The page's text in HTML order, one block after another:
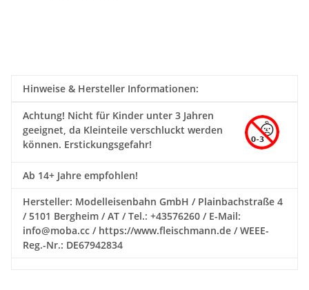
Hinweise & Hersteller Informationen:
Achtung! Nicht für Kinder unter 3 Jahren
geeignet, da Kleinteile verschluckt werden
können. Erstickungsgefahr!
Ab 14+ Jahre empfohlen!
Hersteller: Modelleisenbahn GmbH / Plainbachstraße 4
/ 5101 Bergheim / AT / Tel.: +43576260 / E-Mail:
info@moba.cc / https://www.fleischmann.de / WEEE-
Reg.-Nr.: DE67942834